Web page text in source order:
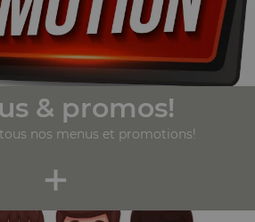
& promos!
nos menus et promotions!
+